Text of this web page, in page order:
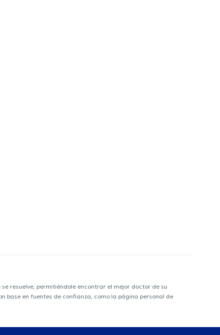
resuelve, permitiéndole encontrar el mejor doctor de su
base en fuentes de confianza, como la página personal de